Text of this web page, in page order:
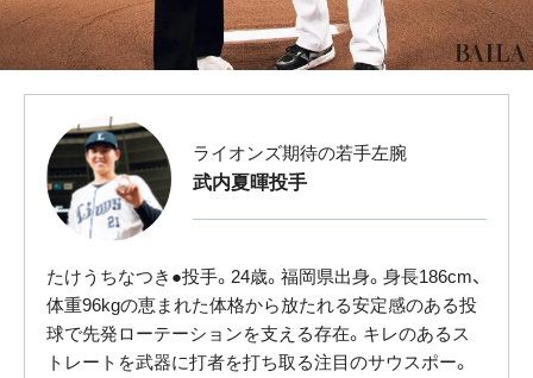
ライオンズ期待の若手左腕
武内夏暉投手
たけうちなつき●投手。24歳。福岡県出身。身長186cm、
体重96kgの恵まれた体格から放たれる安定感のある投
球で先発ローテーションを支える存在。キレのあるス
トレートを武器に打者を打ち取る注目のサウスポー。